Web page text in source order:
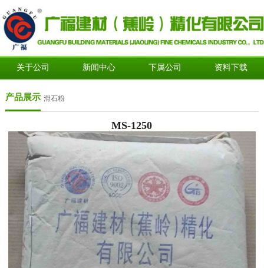
关于公司 新闻中心 下属公司 资料下载
产品展示 滑石粉
MS-1250